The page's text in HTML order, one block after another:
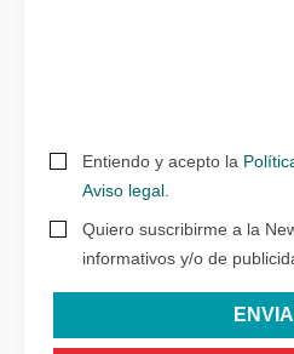
Entiendo y acepto la
Aviso legal
Quiero suscribirme a la
informativos y/o de